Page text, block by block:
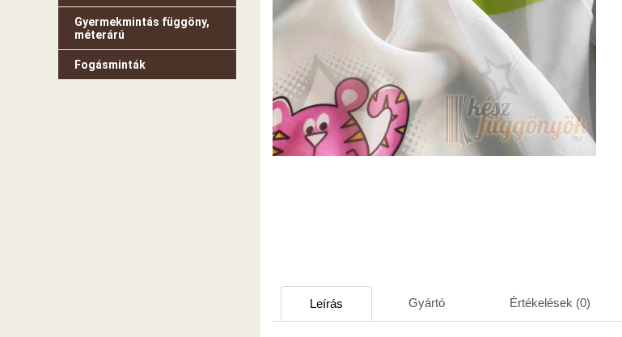
Gyermekmintás függöny,
méterárú
Fogásminták
Leírás Gyártó Értékelések (0)